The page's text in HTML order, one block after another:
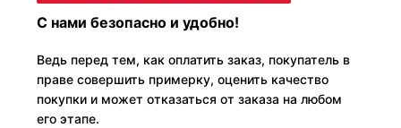
С нами безопасно и удобно!
Ведь перед тем, как оплатить заказ, покупатель в
праве совершить примерку, оценить качество
покупки и может отказаться от заказа на любом
его этапе.